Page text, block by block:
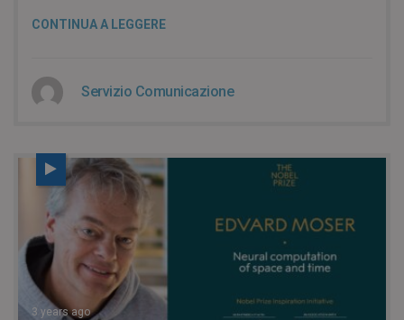
CONTINUA A LEGGERE
Servizio Comunicazione
3 years ago